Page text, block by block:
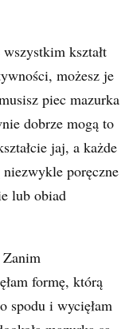
kształt
możesz je
piec mazurka
dobrze mogą to
jaj, a każde
poręczne
lub obiad
formę, którą
spodu i wycięłam